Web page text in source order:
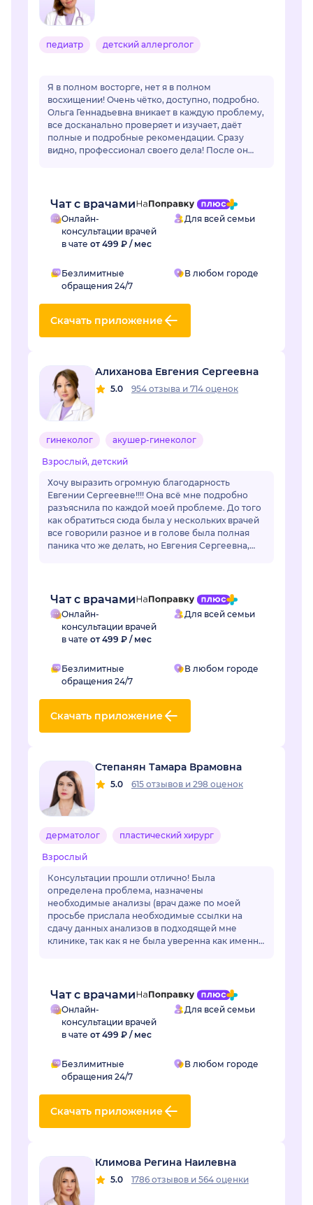
педиатр детский аллерголог
Я в полном восторге, нет я в полном
восхищении! Очень чётко, доступно, подробно.
Ольга Геннадьевна вникает в каждую проблему,
все досканально проверяет и изучает, даёт
полные и подробные рекомендации. Сразу
видно, профессионал своего дела! После он
Чат с врачами
Онлайн-
консультации врачей
в чате от 499 ₽ / мес
Для всей семьи
Безлимитные
обращения 24/7
В любом городе
Скачать приложение
Алиханова Евгения Сергеевна
5.0 954 отзыва и 714 оценок
гинеколог акушер-гинеколог
Взрослый, детский
Хочу выразить огромную благодарность
Евгении Сергеевне!!!! Она всё мне подробно
разъяснила по каждой моей проблеме. До того
как обратиться сюда была у нескольких врачей
все говорили разное и в голове была полная
паника что же делать, но Евгения Сергеевна,
Чат с врачами
Онлайн-
консультации врачей
в чате от 499 ₽ / мес
Для всей семьи
Безлимитные
обращения 24/7
В любом городе
Скачать приложение
Степанян Тамара Врамовна
5.0 615 отзывов и 298 оценок
дерматолог пластический хирург
Взрослый
Консультации прошли отлично! Была
определена проблема, назначены
необходимые анализы (врач даже по моей
просьбе прислала необходимые ссылки на
сдачу данных анализов в подходящей мне
клинике, так как я не была уверенна как именно
Чат с врачами
Онлайн-
консультации врачей
в чате от 499 ₽ / мес
Для всей семьи
Безлимитные
обращения 24/7
В любом городе
Скачать приложение
Климова Регина Наилевна
5.0 1786 отзывов и 564 оценки